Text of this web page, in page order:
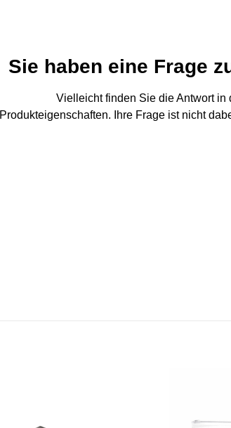
Sie haben eine Frage
Vielleicht finden Sie die Antwort
Produkteigenschaften. Ihre Frage ist nicht